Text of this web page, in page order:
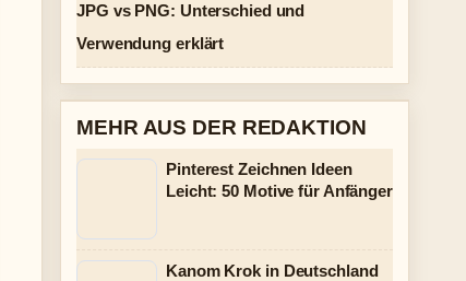
JPG vs PNG: Unterschied und
Verwendung erklärt
MEHR AUS DER REDAKTION
Pinterest Zeichnen Ideen
Leicht: 50 Motive für Anfänger
Kanom Krok in Deutschland